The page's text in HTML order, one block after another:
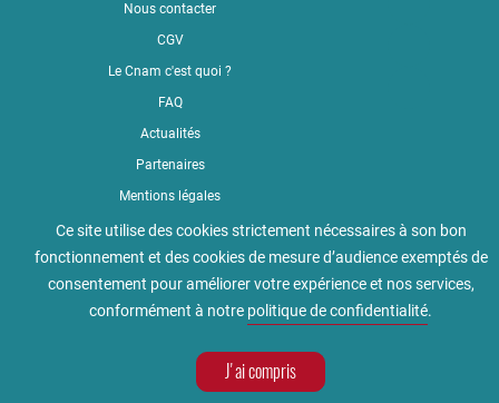
Nous contacter
CGV
Le Cnam c'est quoi ?
FAQ
Actualités
Partenaires
Mentions légales
Qualité
Règlement intérieur
Accessibilité : non conforme
Politique de confidentialité
Ce site utilise des cookies strictement nécessaires à son bon
fonctionnement et des cookies de mesure d’audience exemptés de
consentement pour améliorer votre expérience et nos services,
conformément à notre politique de confidentialité.
J'ai compris